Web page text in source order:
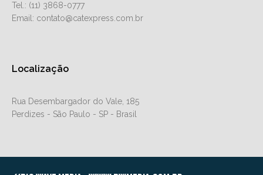
Tel.: (11) 3868-0777
Email: contato@catexpress.com.br
Localização
Rua Desembargador do Vale, 185
Perdizes - São Paulo - SP - Brasil